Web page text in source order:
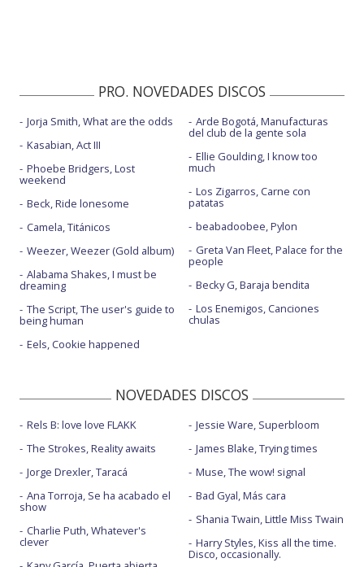
PRO. NOVEDADES DISCOS
Jorja Smith, What are the odds
Kasabian, Act III
Phoebe Bridgers, Lost
weekend
Beck, Ride lonesome
Camela, Titánicos
Weezer, Weezer (Gold album)
Alabama Shakes, I must be
dreaming
The Script, The user's guide to
being human
Eels, Cookie happened
Arde Bogotá, Manufacturas
del club de la gente sola
Ellie Goulding, I know too
much
Los Zigarros, Carne con
patatas
beabadoobee, Pylon
Greta Van Fleet, Palace for the
people
Becky G, Baraja bendita
Los Enemigos, Canciones
chulas
NOVEDADES DISCOS
Rels B: love love FLAKK
The Strokes, Reality awaits
Jorge Drexler, Taracá
Ana Torroja, Se ha acabado el
show
Charlie Puth, Whatever's
clever
Jessie Ware, Superbloom
James Blake, Trying times
Muse, The wow! signal
Bad Gyal, Más cara
Shania Twain, Little Miss Twain
Harry Styles, Kiss all the time.
Disco, occasionally.